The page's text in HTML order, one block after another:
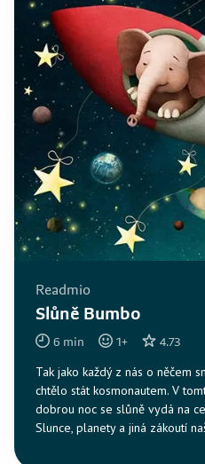
Readmio
Slůně Bumbo
6 min 1+ 4.73
Tak jako každý z nás o něčem
chtělo stát kosmonautem. V
dobrou noc se slůně vydá na
Slunce, planety a jiná zákoutí